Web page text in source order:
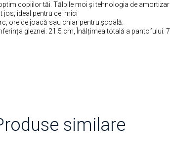
copiilor tăi. Tălpile moi și tehnologia de
jos, ideal pentru cei mici
ore de joacă sau chiar pentru școală.
gleznei: 21.5 cm, Înălțimea totală a pantofului:
similare